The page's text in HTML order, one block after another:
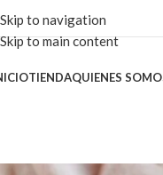
Skip to navigation
Skip to main content
TIENDAQUIENES